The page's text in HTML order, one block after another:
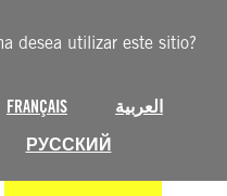
desea utilizar este sitio?
FRANÇAIS
العربية
РУССКИЙ